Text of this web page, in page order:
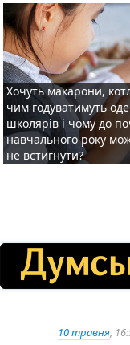
Хочуть макарони,
чим годуватимуть
школярів і чому до
навчального року
не встигнути?
10 травня,